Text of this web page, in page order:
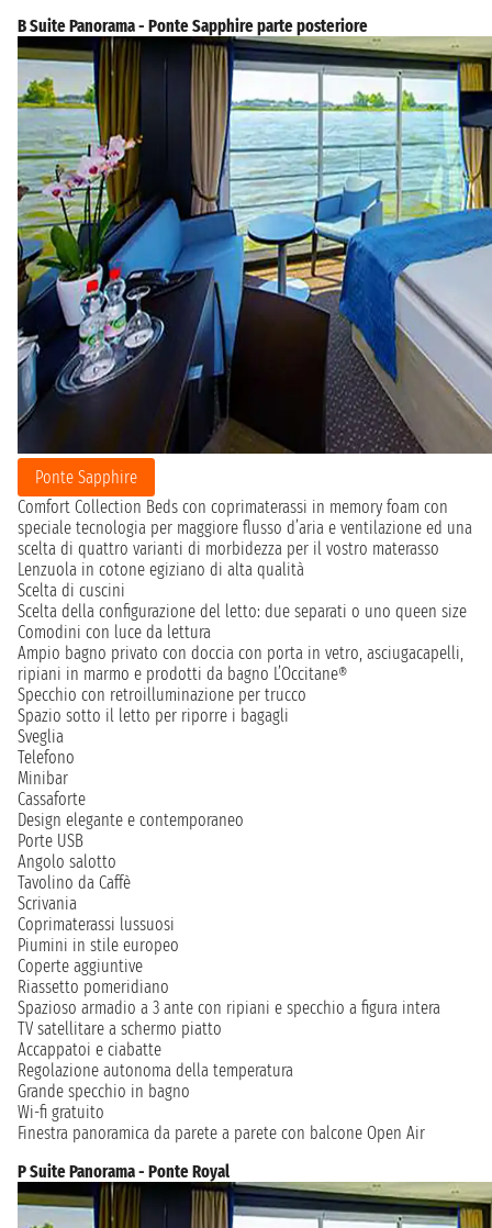
B Suite Panorama - Ponte Sapphire parte posteriore
Ponte Sapphire
Comfort Collection Beds con coprimaterassi in memory foam con
speciale tecnologia per maggiore flusso d’aria e ventilazione ed una
scelta di quattro varianti di morbidezza per il vostro materasso
Lenzuola in cotone egiziano di alta qualità
Scelta di cuscini
Scelta della configurazione del letto: due separati o uno queen size
Comodini con luce da lettura
Ampio bagno privato con doccia con porta in vetro, asciugacapelli,
ripiani in marmo e prodotti da bagno L’Occitane®
Specchio con retroilluminazione per trucco
Spazio sotto il letto per riporre i bagagli
Sveglia
Telefono
Minibar
Cassaforte
Design elegante e contemporaneo
Porte USB
Angolo salotto
Tavolino da Caffè
Scrivania
Coprimaterassi lussuosi
Piumini in stile europeo
Coperte aggiuntive
Riassetto pomeridiano
Spazioso armadio a 3 ante con ripiani e specchio a figura intera
TV satellitare a schermo piatto
Accappatoi e ciabatte
Regolazione autonoma della temperatura
Grande specchio in bagno
Wi-fi gratuito
Finestra panoramica da parete a parete con balcone Open Air
P Suite Panorama - Ponte Royal